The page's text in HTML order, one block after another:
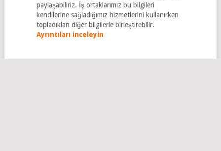
paylaşabiliriz. İş ortaklarımız bu bilgileri
kendilerine sağladığımız hizmetlerini kullanırken
topladıkları diğer bilgilerle birleştirebilir.
Ayrıntıları inceleyin